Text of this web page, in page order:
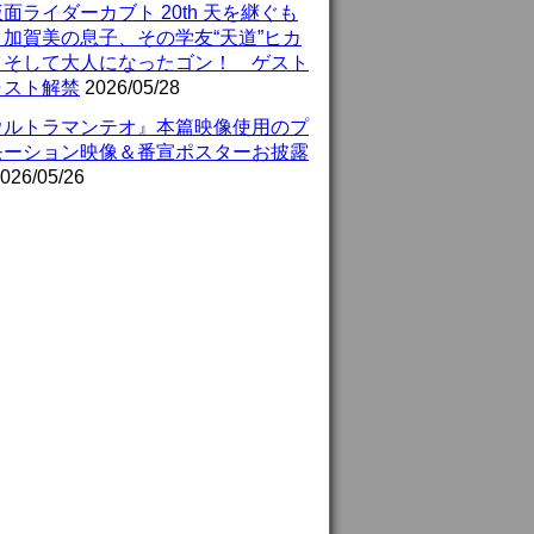
面ライダーカブト 20th 天を継ぐも
賀美の息子、その学友“天道”ヒカ
そして大人になったゴン！ ゲスト
スト解禁 2026/05/28
ルトラマンテオ』本篇映像使用のプ
ーション映像＆番宣ポスターお披露
05/26